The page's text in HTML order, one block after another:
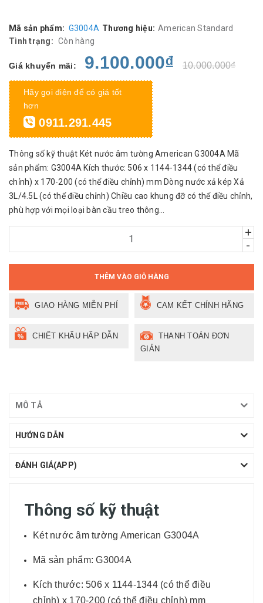
Mã sản phẩm: G3004A Thương hiệu: American Standard
Tình trạng: Còn hàng
Giá khuyến mãi: 9.100.000₫ 10.000.000₫
Hãy gọi điện để có giá tốt
hơn
0911.291.445
Thông số kỹ thuật Két nước âm tường American G3004A Mã
sản phẩm: G3004A Kích thước: 506 x 1144-1344 (có thể điều
chỉnh) x 170-200 (có thể điều chỉnh) mm Dòng nước xả kép Xả
3L/4.5L (có thể điều chỉnh) Chiều cao khung đỡ có thể điều chỉnh,
phù hợp với mọi loại bàn cầu treo thông...
+
-
THÊM VÀO GIỎ HÀNG
GIAO HÀNG MIỄN PHÍ CAM KẾT CHÍNH HÃNG
CHIẾT KHẤU HẤP DẪN
THANH TOÁN ĐƠN
GIẢN
MÔ TẢ
HƯỚNG DẪN
ĐÁNH GIÁ(APP)
Thông số kỹ thuật
Két nước âm tường American G3004A
Mã sản phẩm: G3004A
Kích thước: 506 x 1144-1344 (có thể điều
chỉnh) x 170-200 (có thể điều chỉnh) mm